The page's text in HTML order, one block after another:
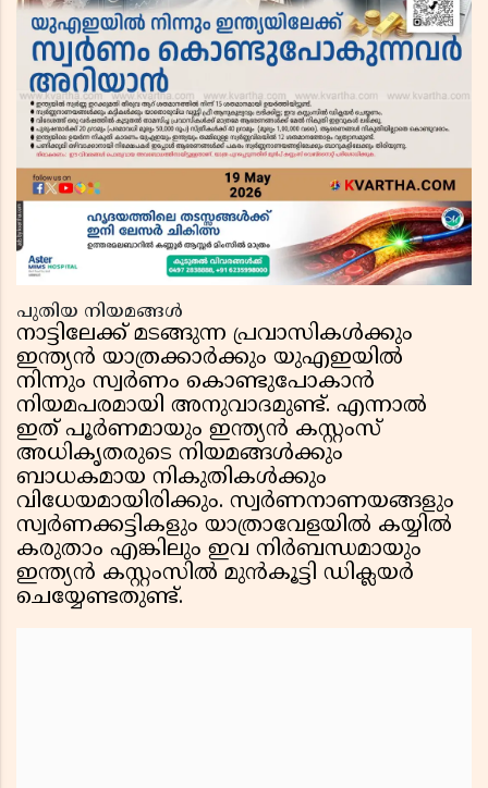
പുതിയ നിയമങ്ങൾ
നാട്ടിലേക്ക് മടങ്ങുന്ന പ്രവാസികൾക്കും
ഇന്ത്യൻ യാത്രക്കാർക്കും യുഎഇയിൽ
നിന്നും സ്വർണം കൊണ്ടുപോകാൻ
നിയമപരമായി അനുവാദമുണ്ട്. എന്നാൽ
ഇത് പൂർണമായും ഇന്ത്യൻ കസ്റ്റംസ്
അധികൃതരുടെ നിയമങ്ങൾക്കും
ബാധകമായ നികുതികൾക്കും
വിധേയമായിരിക്കും. സ്വർണനാണയങ്ങളും
സ്വർണക്കട്ടികളും യാത്രാവേളയിൽ കയ്യിൽ
കരുതാം എങ്കിലും ഇവ നിർബന്ധമായും
ഇന്ത്യൻ കസ്റ്റംസിൽ മുൻകൂട്ടി ഡിക്ലയർ
ചെയ്യേണ്ടതുണ്ട്.